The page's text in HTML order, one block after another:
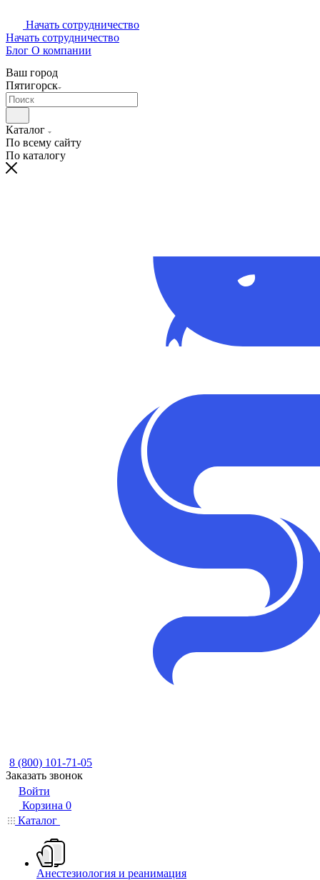
Начать сотрудничество
Начать сотрудничество
Блог О компании
Ваш город
Пятигорск
Каталог
По всему сайту
По каталогу
8 (800) 101-71-05
Заказать звонок
Войти
Корзина 0
Каталог
Анестезиология и реанимация